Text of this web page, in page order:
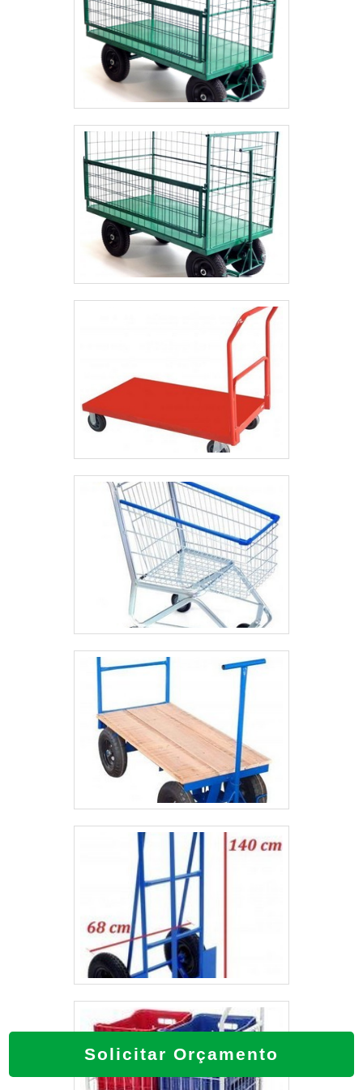
solução ideal para venda de carrinho de
supermercado dupla cesta. Sempre de olho no
mercado, traz novidades em itens como carrinhos
de condomínio e gavetas paneleiras. Tudo isso por
ser comprometida com os serviços e altamente
qualificada, características possíveis pelo fato de a
empresa ter escritório de alta qualidade onde são
realizadas as atividades e equipamentos de última
geração. Esses fatores, somados a um time com
colaboradores proativos e profissionais com vasta
experiência na área de atuação, garantem a melhor
experiência para os clientes com qualidade. Saiba
mais solicitando um orçamento sem compromisso! .
Solicitar Orçamento